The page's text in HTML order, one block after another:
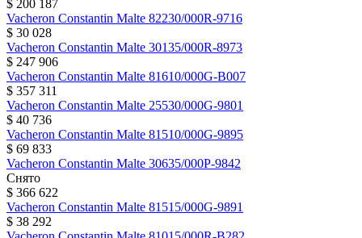
$ 200 187
Vacheron Constantin Malte 82230/000R-9716
$ 30 028
Vacheron Constantin Malte 30135/000R-8973
$ 247 906
Vacheron Constantin Malte 81610/000G-B007
$ 357 311
Vacheron Constantin Malte 25530/000G-9801
$ 40 736
Vacheron Constantin Malte 81510/000G-9895
$ 69 833
Vacheron Constantin Malte 30635/000P-9842
Снято
$ 366 622
Vacheron Constantin Malte 81515/000G-9891
$ 38 292